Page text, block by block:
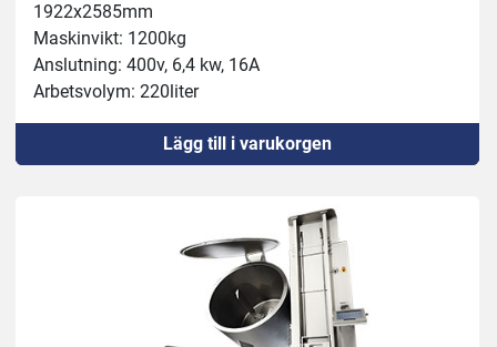
1922x2585mm
Maskinvikt: 1200kg
Anslutning: 400v, 6,4 kw, 16A
Arbetsvolym: 220liter
Behållare: 300liter
Köldmedel: R452A
Blandare: Steglös 0-30 varv/min
Lägg till i varukorgen